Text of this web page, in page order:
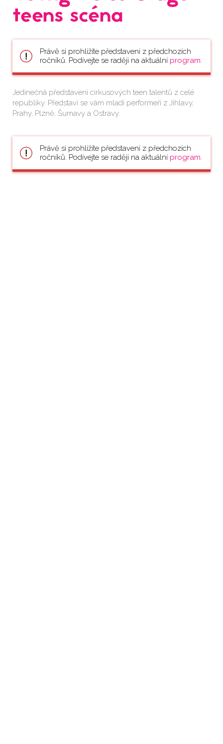
teens scéna
Právě si prohlížíte představení z předchozích
ročníků. Podívejte se raději na aktuální program.
Jedinečná představení cirkusových teen talentů z celé
republiky. Představí se vám mladí performeři z Jihlavy,
Prahy, Plzně, Šumavy a Ostravy.
Právě si prohlížíte představení z předchozích
ročníků. Podívejte se raději na aktuální program.